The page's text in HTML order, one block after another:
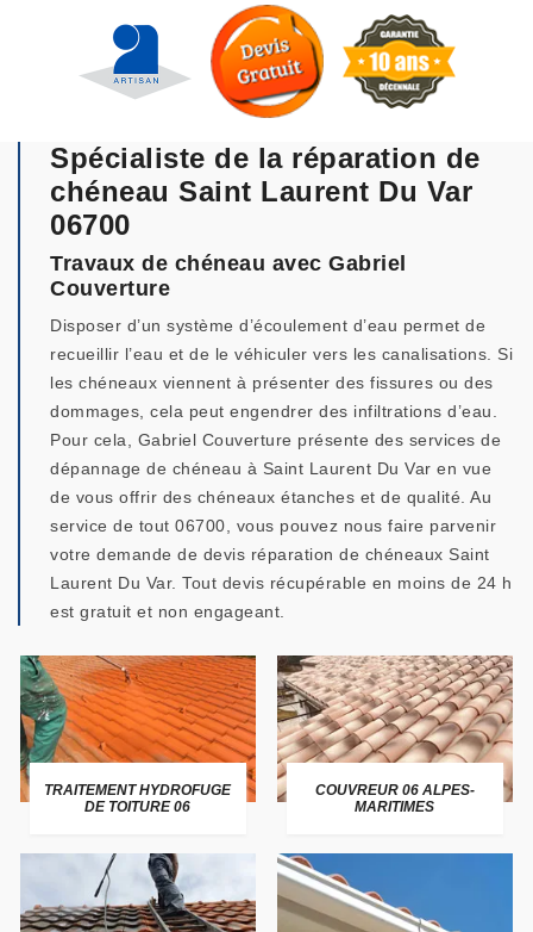
Spécialiste de la réparation de
chéneau Saint Laurent Du Var
06700
Travaux de chéneau avec Gabriel
Couverture
Disposer d’un système d’écoulement d’eau permet de
recueillir l’eau et de le véhiculer vers les canalisations. Si
les chéneaux viennent à présenter des fissures ou des
dommages, cela peut engendrer des infiltrations d’eau.
Pour cela, Gabriel Couverture présente des services de
dépannage de chéneau à Saint Laurent Du Var en vue
de vous offrir des chéneaux étanches et de qualité. Au
service de tout 06700, vous pouvez nous faire parvenir
votre demande de devis réparation de chéneaux Saint
Laurent Du Var. Tout devis récupérable en moins de 24 h
est gratuit et non engageant.
TRAITEMENT HYDROFUGE
DE TOITURE 06
COUVREUR 06 ALPES-
MARITIMES